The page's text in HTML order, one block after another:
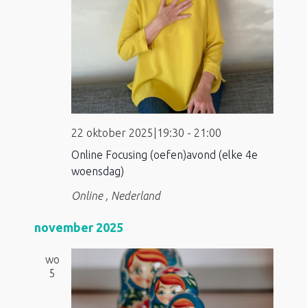
Online Focusing (oefen)avond (elke 4e
woensdag)
22 oktober 2025|19:30 - 21:00
Online , Nederland
november 2025
wo
5